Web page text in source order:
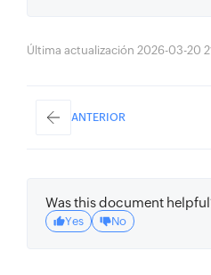
Última actualización 2026-03-20
ANTERIOR
Was this document
Yes No